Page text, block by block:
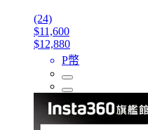
(24)
$11,600
$12,880
P幣